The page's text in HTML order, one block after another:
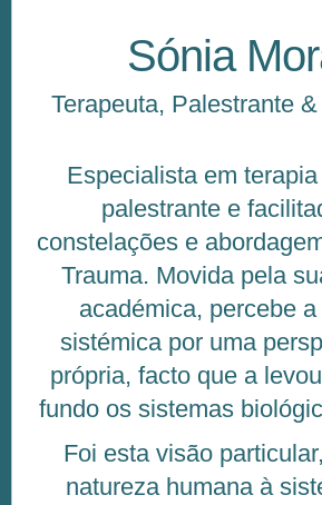
Sónia
Terapeuta, Palestrante
Especialista em
palestrante e
constelações e
Trauma. Movida pela
académica, percebe
sistémica por uma
própria, facto que a
fundo os sistemas
Foi esta visão
natureza humana à